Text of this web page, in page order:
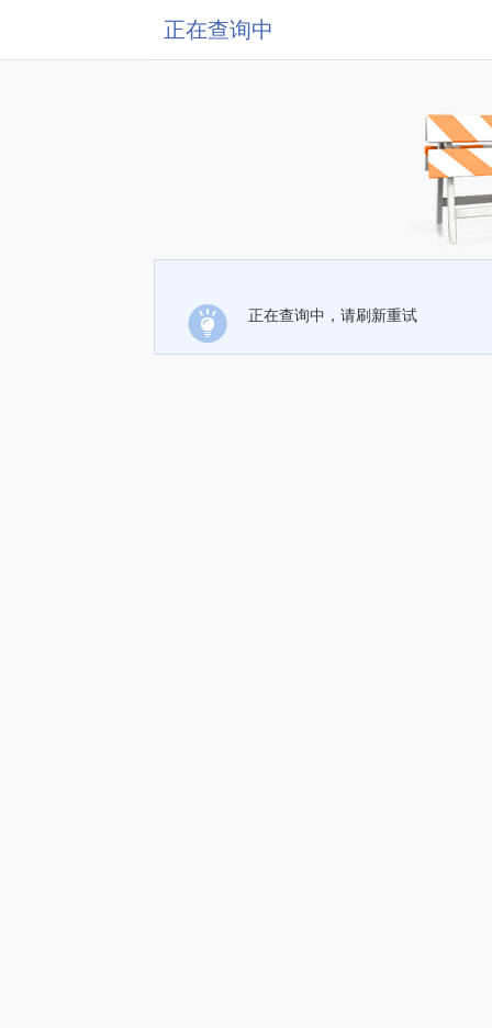
正在查询中
正在查询中，请刷新重试